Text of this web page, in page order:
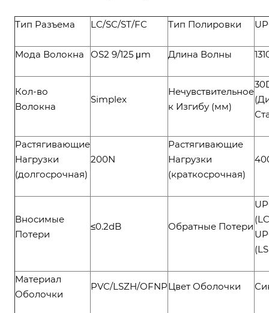
Тип Разъема LC/SC/ST/FC Тип Полировки
Мода Волокна OS2 9/125 μm Длина Волны
Кол-во
Волокна
Simplex
Нечувствительное
к Изгибу (мм)
Растягивающие
Нагрузки
(долгосрочная)
200N
Растягивающие
Нагрузки
(краткосрочная)
Вносимые
Потери
≤0.2dB Обратные Потери
Материал
Оболочки
PVC/LSZH/OFNPЦвет Оболочки